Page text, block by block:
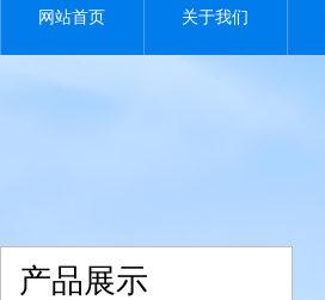
网站首页 关于我们
产品展示